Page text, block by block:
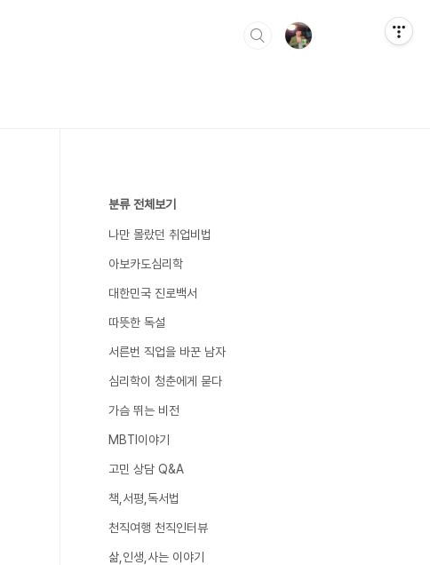
분류 전체보기
나만 몰랐던 취업비법
아보카도심리학
대한민국 진로백서
따뜻한 독설
서른번 직업을 바꾼 남자
심리학이 청춘에게 묻다
가슴 뛰는 비전
MBTI이야기
고민 상담 Q&A
책,서평,독서법
천직여행 천직인터뷰
삶,인생,사는 이야기